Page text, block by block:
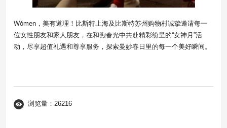
Wǒmen，美有道理！比斯特上海及比斯特苏州购物村诚挚邀请每一
位女性朋友和家人朋友，在和煦春光中共赴精彩纷呈的“女神月”活
动，尽享超值礼遇和尊享服务，探索曼妙春日里的每一个美好瞬间。
浏览量：26216